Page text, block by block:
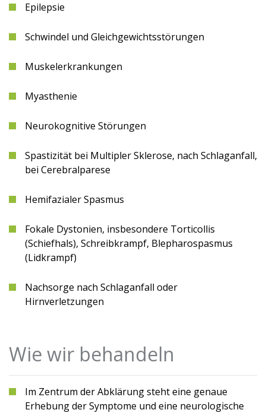
Epilepsie
Schwindel und Gleichgewichtsstörungen
Muskelerkrankungen
Myasthenie
Neurokognitive Störungen
Spastizität bei Multipler Sklerose, nach Schlaganfall,
bei Cerebralparese
Hemifazialer Spasmus
Fokale Dystonien, insbesondere Torticollis
(Schiefhals), Schreibkrampf, Blepharospasmus
(Lidkrampf)
Nachsorge nach Schlaganfall oder
Hirnverletzungen
Wie wir behandeln
Im Zentrum der Abklärung steht eine genaue
Erhebung der Symptome und eine neurologische